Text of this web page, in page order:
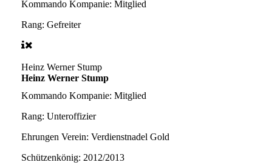
Kommando Kompanie: Mitglied
Rang: Gefreiter
Heinz Werner Stump
Heinz Werner Stump
Kommando Kompanie: Mitglied
Rang: Unteroffizier
Ehrungen Verein: Verdienstnadel Gold
Schützenkönig: 2012/2013